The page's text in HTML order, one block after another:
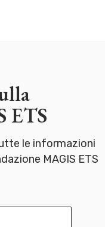
ETS
le informazioni
MAGIS ETS